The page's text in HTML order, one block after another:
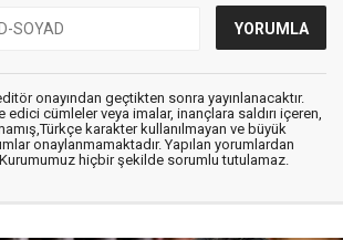
onayından geçtikten sonra yayınlanacaktır.
cümleler veya imalar, inançlara saldırı içeren,
karakter kullanılmayan ve büyük
onaylanmamaktadır. Yapılan yorumlardan
hiçbir şekilde sorumlu tutulamaz.